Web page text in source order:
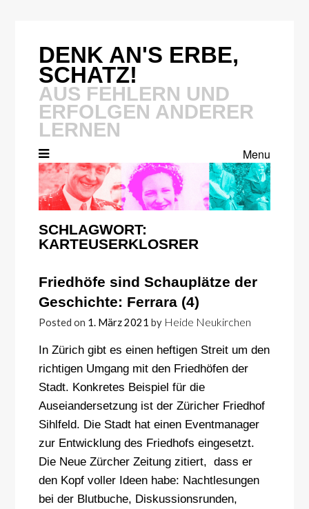
DENK AN'S ERBE,
SCHATZ!
AUS FEHLERN UND
ERFOLGEN ANDERER
LERNEN
Menu
SCHLAGWORT:
KARTEUSERKLOSRER
Friedhöfe sind Schauplätze der
Geschichte: Ferrara (4)
Posted on 1. März 2021 by Heide Neukirchen
In Zürich gibt es einen heftigen Streit um den
richtigen Umgang mit den Friedhöfen der
Stadt. Konkretes Beispiel für die
Auseiandersetzung ist der Züricher Friedhof
Sihlfeld. Die Stadt hat einen Eventmanager
zur Entwicklung des Friedhofs eingesetzt.
Die Neue Zürcher Zeitung zitiert, dass er
den Kopf voller Ideen habe: Nachtlesungen
bei der Blutbuche, Diskussionsrunden,